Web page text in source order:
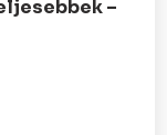
–